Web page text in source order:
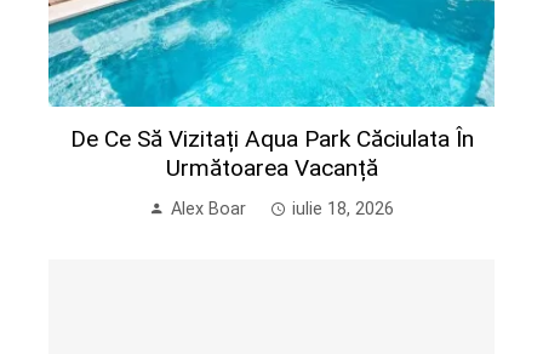
De Ce Să Vizitați Aqua Park Căciulata În
Următoarea Vacanță
Alex Boar iulie 18, 2026